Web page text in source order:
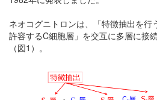
ネオコグニトロンは、「特徴抽出を行
許容するC細胞層」を交互に多層に接
（図1）。